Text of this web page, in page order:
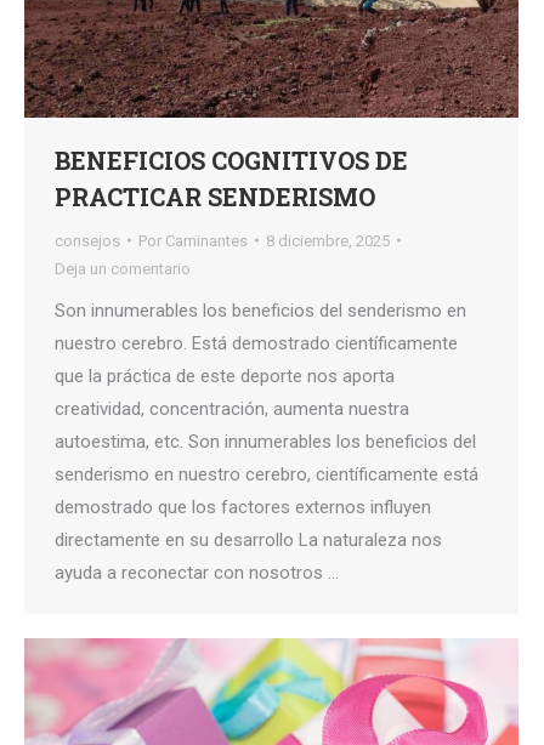
BENEFICIOS COGNITIVOS DE
PRACTICAR SENDERISMO
consejos Por Caminantes
8 diciembre, 2025
Deja un comentario
Son innumerables los beneficios del senderismo en
nuestro cerebro. Está demostrado científicamente
que la práctica de este deporte nos aporta
creatividad, concentración, aumenta nuestra
autoestima, etc. Son innumerables los beneficios del
senderismo en nuestro cerebro, científicamente está
demostrado que los factores externos influyen
directamente en su desarrollo La naturaleza nos
ayuda a reconectar con nosotros …